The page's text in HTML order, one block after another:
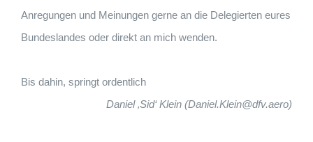
Anregungen und Meinungen gerne an die Delegierten eures
Bundeslandes oder direkt an mich wenden.
Bis dahin, springt ordentlich
Daniel ‚Sid‘ Klein (Daniel.Klein@dfv.aero)